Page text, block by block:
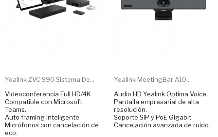
Yealink ZVC S90 Sistema De...
Videoconferencia Full HD/4K.
Compatible con Microsoft
Teams.
Auto framing inteligente.
Micrófonos con cancelación de
eco.
Yealink MeetingBar A10...
Audio HD Yealink Optima Voice.
Pantalla empresarial de alta
resolución.
Soporte SIP y PoE Gigabit.
Cancelación avanzada de ruido.